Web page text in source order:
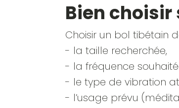
Bien
Choisir un bol tibétain
- la taille recherchée,
- la fréquence
- le type de vibration
- l’usage prévu